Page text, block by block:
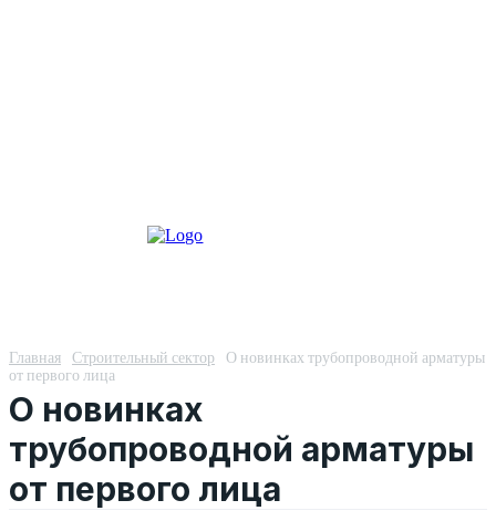
Главная Строительный сектор О новинках трубопроводной арматуры
от первого лица
О новинках
трубопроводной арматуры
от первого лица